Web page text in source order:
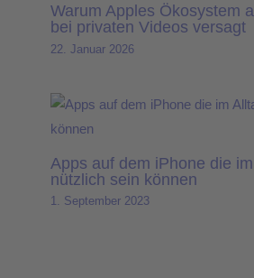
Warum Apples Ökosystem
bei privaten Videos versagt
22. Januar 2026
Apps auf dem iPhone die
nützlich sein können
1. September 2023